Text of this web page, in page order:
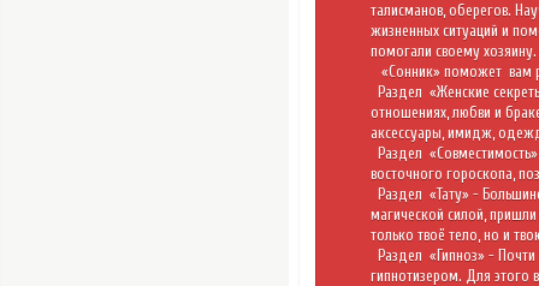
талисманов, оберегов.
жизненных ситуаций и
помогали своему хозяину.
«Сонник» поможет вам
Раздел «Женские
отношениях, любви и
аксессуары, имидж,
Раздел
восточного гороскопа,
Раздел «Тату» -
магической силой,
только твоё тело, но и
Раздел «Гипноз» - Почти
гипнотизером. Для этого